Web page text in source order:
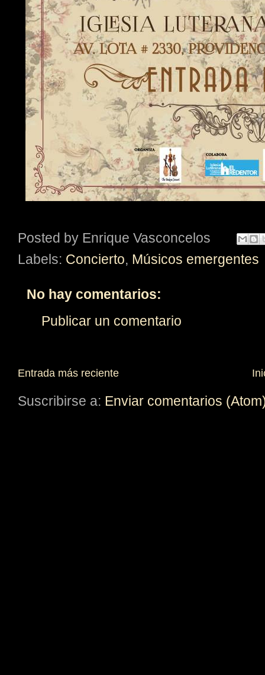
Posted by Enrique Vasconcelos
Labels: Concierto, Músicos emergentes
No hay comentarios:
Publicar un comentario
Entrada más reciente
Suscribirse a: Enviar comentarios